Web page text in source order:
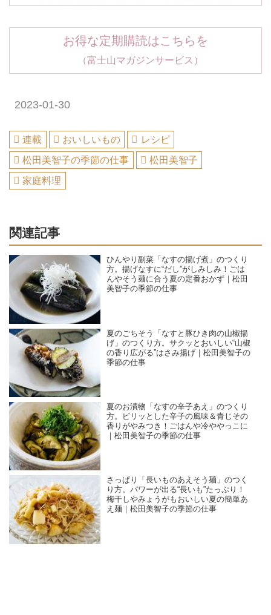
お得な定期購読はこちらを
（富士山マガジンサービス）
2023-01-30
連載 おいしいもの
レシピ
松田美智子の季節の仕事
松田美智子
家庭料理
関連記事
ひんやり副菜「なすの揚げ煮」のつくり
方。揚げなすに“だし”がしみしみ！ごは
んやそう麺に合う夏の定番おかず｜松田
美智子の季節の仕事
夏のごちそう「なすと豚ひき肉の山椒揚
げ」のつくり方。サクッとおいしい“山椒
の香り広がる”はさみ揚げ｜松田美智子の
季節の仕事
夏のお漬物「なすの辛子あえ」のつくり
方。ピリッとした辛子の風味＆青じその
香りがやみつき！ごはんや冷ややっこに
｜松田美智子の季節の仕事
さっぱり「長いものあえそう麺」のつく
り方。パワーが出る“長いも”たっぷり！
梅干しやみょうがもおいしい夏の簡単あ
え麺｜松田美智子の季節の仕事